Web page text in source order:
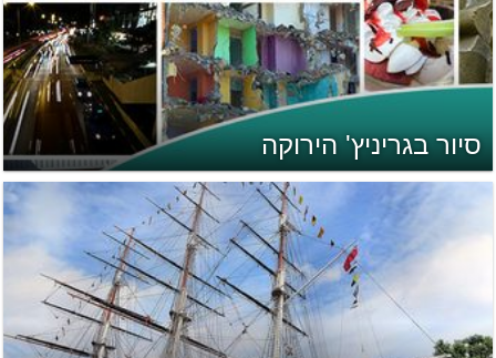
סיור בגריניץ' הירוקה